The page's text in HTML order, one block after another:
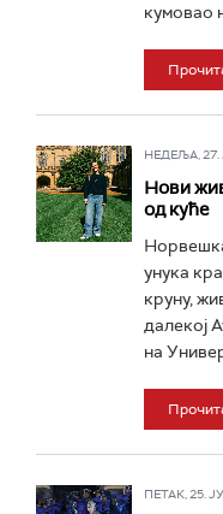
кумовао
НЕДЕЉА, 27.
Нови
од куће
унука
круну,
далекој
на
ПЕТАК, 25.